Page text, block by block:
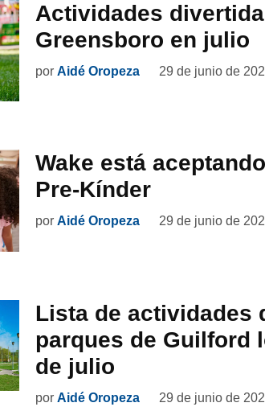
Actividades
Greensboro en julio
por Aidé Oropeza 29 de junio de
Wake está
Pre-Kínder
por Aidé Oropeza 29 de junio de
Lista de actividades
parques de Guilford
de julio
por Aidé Oropeza 29 de junio de